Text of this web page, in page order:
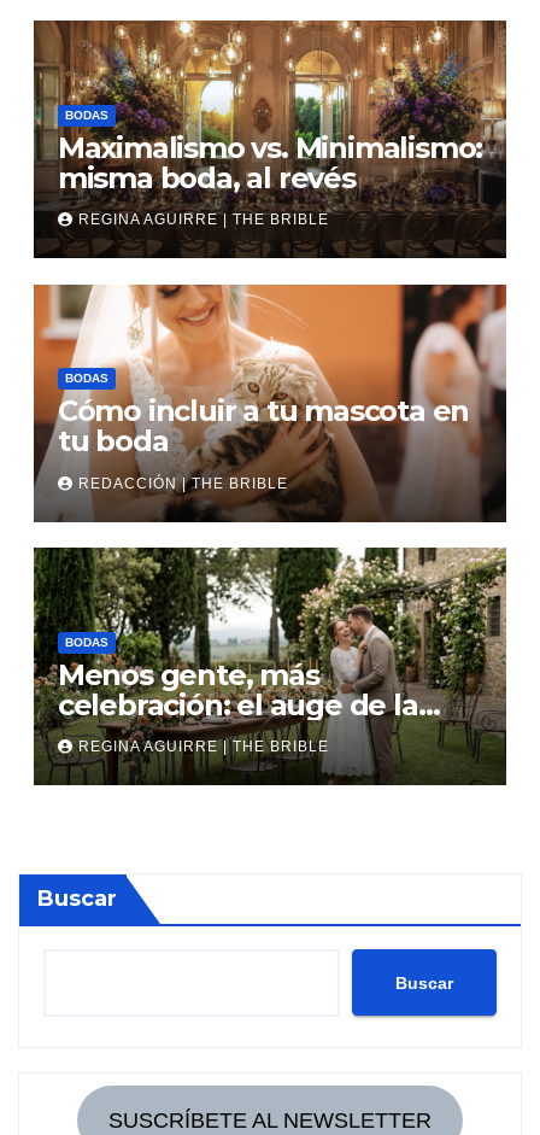
BODAS
Maximalismo vs. Minimalismo:
misma boda, al revés
REGINA AGUIRRE | THE BRIBLE
BODAS
Cómo incluir a tu mascota en
tu boda
REDACCIÓN | THE BRIBLE
BODAS
Menos gente, más
celebración: el auge de la
micro boda
REGINA AGUIRRE | THE BRIBLE
Buscar
Buscar
SUSCRÍBETE AL NEWSLETTER